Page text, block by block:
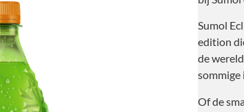
Sumol
edition
de
sommige
Of de